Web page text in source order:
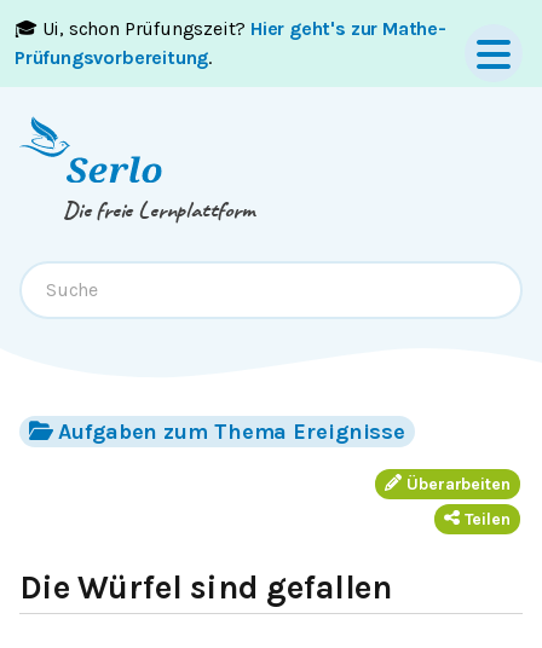
🎓 Ui, schon Prüfungszeit? Hier geht's zur Mathe-
Prüfungsvorbereitung.
Springe zumInhaltoderFooter
Die freie Lernplattform
Aufgaben zum Thema Ereignisse
Überarbeiten
Teilen
Die Würfel sind gefallen